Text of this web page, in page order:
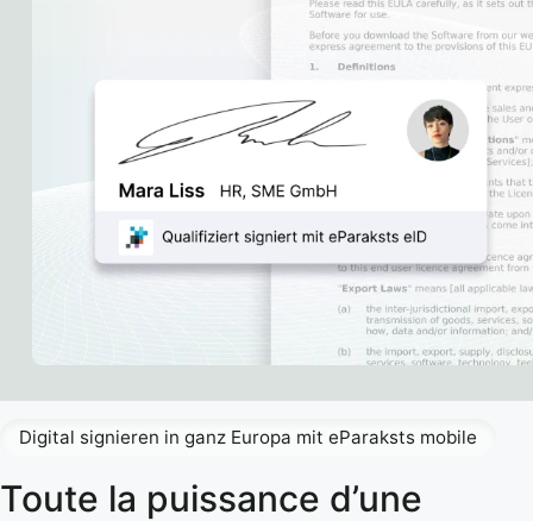
Toute la puissance d’une
Digital signieren in ganz Europa mit eParaksts mobile